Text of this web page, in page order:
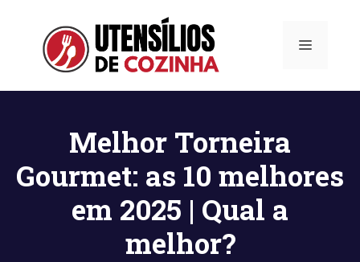
conteúdo
Menu
Melhor Torneira
Gourmet: as 10 melhores
em 2025 | Qual a
melhor?